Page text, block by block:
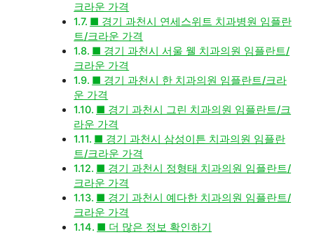
크라운 가격
■ 경기 과천시 연세스위트 치과병원 임플란
트/크라운 가격
■ 경기 과천시 서울 웰 치과의원 임플란트/
크라운 가격
■ 경기 과천시 한 치과의원 임플란트/크라
운 가격
■ 경기 과천시 그린 치과의원 임플란트/크
라운 가격
■ 경기 과천시 삼성이튼 치과의원 임플란
트/크라운 가격
■ 경기 과천시 정형태 치과의원 임플란트/
크라운 가격
■ 경기 과천시 예다한 치과의원 임플란트/
크라운 가격
■ 더 많은 정보 확인하기